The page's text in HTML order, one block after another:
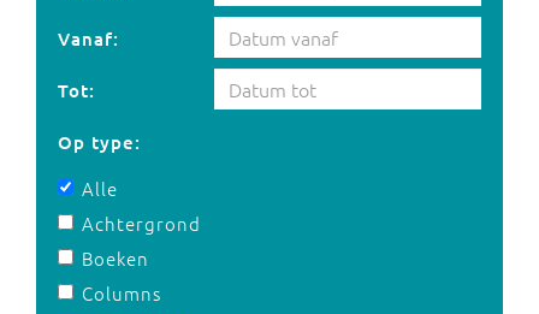
Vanaf:
Tot:
Op type:
Alle
Achtergrond
Boeken
Columns